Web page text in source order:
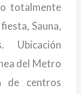
totalmente
Sauna,
Ubicación
del Metro
de centros